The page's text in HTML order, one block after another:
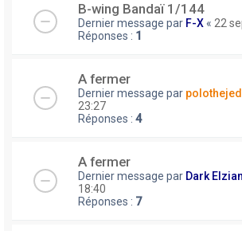
B-wing Bandaï 1/144
Dernier message par F-X « 22
Réponses : 1
A fermer
Dernier message par
23:27
Réponses : 4
A fermer
Dernier message par Dark Elzian
18:40
Réponses : 7